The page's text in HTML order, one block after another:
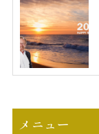
メニュー